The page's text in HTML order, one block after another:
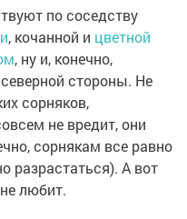
по соседству
, кочанной и цветной
, ну и, конечно,
стороны. Не
сорняков,
не вредит, они
сорнякам все равно
разрастаться). А вот
любит.